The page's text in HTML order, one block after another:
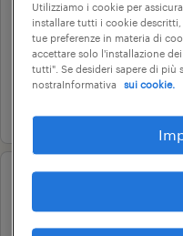
varallo pombia,
tempo
22.000 € -
addetta
Utilizziamo i cookie per
installare tutti i cookie
tue preferenze in materia di
accettare solo l'installazione
tutti". Se desideri sapere di più
nostraInformativa
sui cookie.